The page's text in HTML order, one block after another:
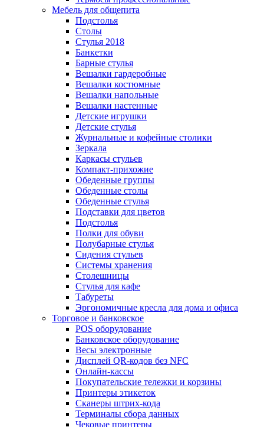
Мебель для общепита
Подстолья
Столы
Стулья 2018
Банкетки
Барные стулья
Вешалки гардеробные
Вешалки костюмные
Вешалки напольные
Вешалки настенные
Детские игрушки
Детские стулья
Журнальные и кофейные столики
Зеркала
Каркасы стульев
Компакт-прихожие
Обеденные группы
Обеденные столы
Обеденные стулья
Подставки для цветов
Подстолья
Полки для обуви
Полубарные стулья
Сидения стульев
Системы хранения
Столешницы
Стулья для кафе
Табуреты
Эргономичные кресла для дома и офиса
Торговое и банковское
POS оборудование
Банковское оборудование
Весы электронные
Дисплей QR-кодов без NFC
Онлайн-кассы
Покупательские тележки и корзины
Принтеры этикеток
Сканеры штрих-кода
Терминалы сбора данных
Чековые принтеры